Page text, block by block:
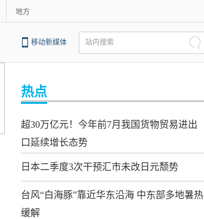
地方
移动新媒体 站内搜索
热点
超30万亿元！今年前7月我国货物贸易进出
口延续增长态势
日本二季度3次干预汇市未改日元颓势
台风“白海豚”靠近华东沿海 中东部多地暑热
缓解